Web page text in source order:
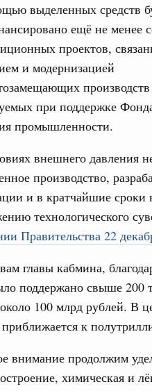
выделенных средств
ещё не менее
проектов,
и модернизацией
при поддержке
промышленности.
внешнего давления
производство,
и в кратчайшие сроки
технологического
Правительства 22
главы кабмина,
поддержано свыше
100 млрд рублей. В
приближается к
внимание продолжим
химическая и
6 августа, четверг
России,
Минэнерго России,Минтранс
6 августа 2026
поручения по
о
5 августа, среда
России, 5
поддержки занятости
поручения по
посвящённой
труда
2026,Национальный
объём
№2067-р